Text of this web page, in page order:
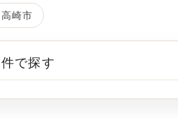
高崎市
で探す